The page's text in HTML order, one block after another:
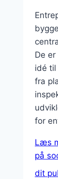
De
idé
fra
for
Læs
på
dit